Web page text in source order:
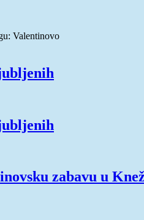
Valentinovo
zabavu u